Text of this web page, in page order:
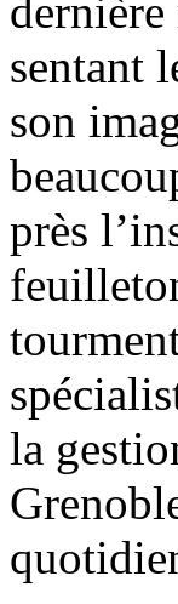
sentant
son
près
la